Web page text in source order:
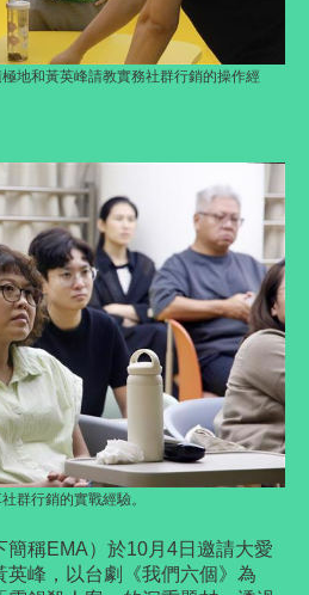
地和黃英峰請教實務社群行銷的操作經
群行銷的實戰經驗。
簡稱EMA）於10月4日邀請大愛
英峰，以台劇《我們六個》為